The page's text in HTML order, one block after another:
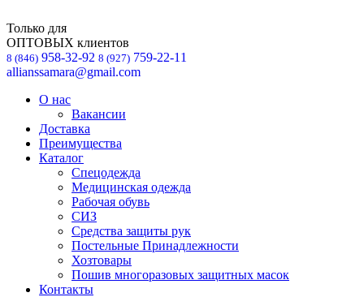
Только для
ОПТОВЫХ клиентов
8 (846) 958-32-92 8 (927) 759-22-11
allianssamara@gmail.com
О нас
Вакансии
Доставка
Преимущества
Каталог
Спецодежда
Медицинская одежда
Рабочая обувь
СИЗ
Средства защиты рук
Постельные Принадлежности
Хозтовары
Пошив многоразовых защитных масок
Контакты